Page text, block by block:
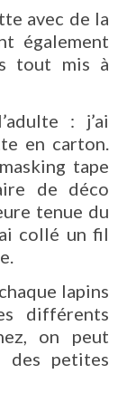
avec de la
également
tout mis à
: j’ai
en carton.
tape
de déco
tenue du
collé un fil
lapins
différents
on peut
des petites